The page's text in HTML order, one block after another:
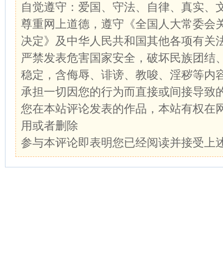
自觉遵守：爱国、守法、自律、真实、
尊重网上道德，遵守《全国人大常委会
决定》及中华人民共和国其他各项有关
严禁发表危害国家安全，破坏民族团结
稳定，含侮辱、诽谤、教唆、淫秽等内
承担一切因您的行为而直接或间接导致
您在本站评论发表的作品，本站有权在
用或者删除
参与本评论即表明您已经阅读并接受上